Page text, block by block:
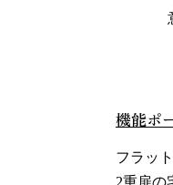
機能ポ
フラッ
2重扉の